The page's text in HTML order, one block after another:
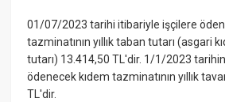
01/07/2023 tarihi itibariyle işçilere
tazminatının yıllık taban tutarı (asgari
tutarı) 13.414,50 TL'dir. 1/1/2023
ödenecek kıdem tazminatının yıllık
TL'dir.